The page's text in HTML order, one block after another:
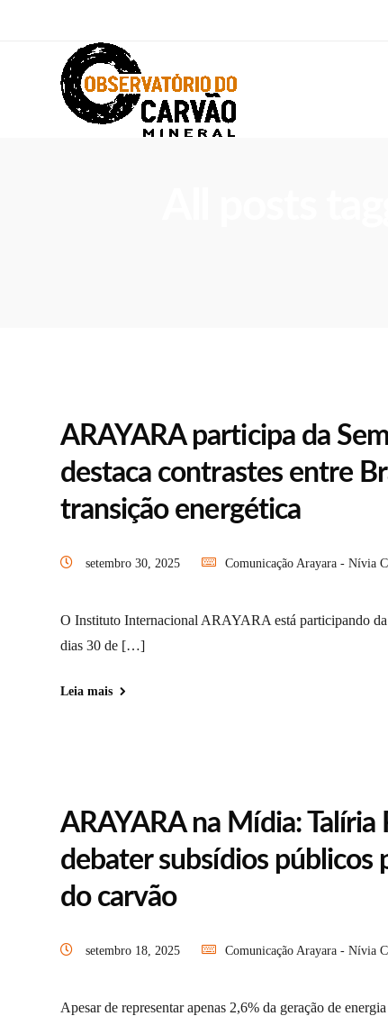
ARAYARA participa da
destaca contrastes entre
transição energética
setembro 30, 2025 Comunicação Arayara - Nívia
O Instituto Internacional ARAYARA está participando da
dias 30 de […]
Leia mais
ARAYARA na Mídia:
debater subsídios públicos
do carvão
setembro 18, 2025 Comunicação Arayara - Nívia
Apesar de representar apenas 2,6% da geração de